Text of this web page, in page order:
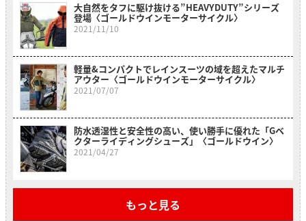
大自然をタフに駆け抜ける”HEAVYDUTY”シリーズ
登場〈ゴールドウインモーターサイクル〉
2021/11/10
軽量&コンパクトでレインスーツの域を超えたマルチ
アウター〈ゴールドウインモーターサイクル〉
2021/07/07
防水透湿性と安全性の高い、使い勝手に優れた「Gベ
クターライディングシューズ」〈ゴールドウイン〉
2021/04/27
もっと見る